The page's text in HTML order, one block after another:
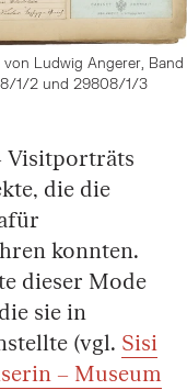
Ludwig Angerer, Band
1/2 und 29808/1/3
Visitporträts
die die
konnten.
dieser Mode
sie in
(vgl. Sisi
– Museum